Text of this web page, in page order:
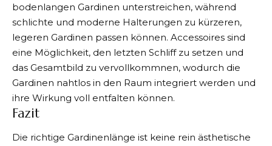
bodenlangen Gardinen unterstreichen, während
schlichte und moderne Halterungen zu kürzeren,
legeren Gardinen passen können. Accessoires sind
eine Möglichkeit, den letzten Schliff zu setzen und
das Gesamtbild zu vervollkommnen, wodurch die
Gardinen nahtlos in den Raum integriert werden und
ihre Wirkung voll entfalten können.
Fazit
Die richtige Gardinenlänge ist keine rein ästhetische